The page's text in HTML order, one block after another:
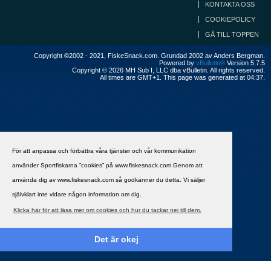
För att anpassa och förbättra våra tjänster och vår kommunikation
använder Sportfiskarna ”cookies” på www.fiskesnack.com.Genom att
använda dig av www.fiskesnack.com så godkänner du detta. Vi säljer
självklart inte vidare någon information om dig.
Klicka här för att läsa mer om cookies och hur du tackar nej till dem.
Det är okej
KONTAKTA OSS
COOKIEPOLICY
GÅ TILL TOPPEN
Copyright ©2002 - 2021, FiskeSnack.com. Grundad 2002 av Anders Bergman.
Powered by vBulletin® Version 5.7.5
Copyright © 2026 MH Sub I, LLC dba vBulletin. All rights reserved.
All times are GMT+1. This page was generated at 04:37.